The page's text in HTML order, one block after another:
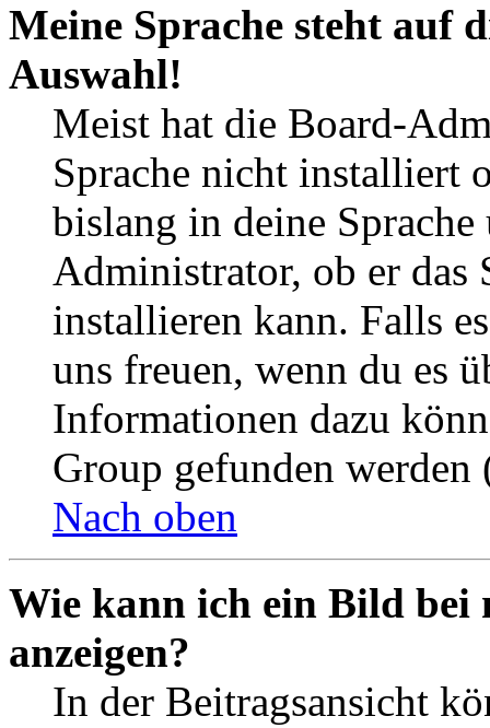
Meine Sprache steht auf
Auswahl!
Meist hat die Board-
Sprache nicht installiert
bislang in deine
Administrator, ob er das
installieren kann. Falls
uns freuen, wenn du es
Informationen dazu
Group gefunden
Nach oben
Wie kann ich ein Bild bei
anzeigen?
In der Beitragsansicht